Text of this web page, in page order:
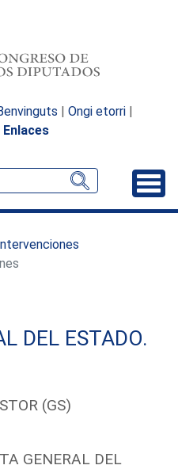
| Ongi etorri |
Enlaces
DEL ESTADO.
(GS)
GENERAL DEL